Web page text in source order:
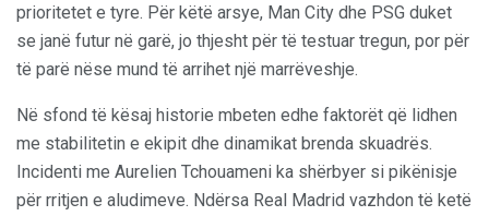
prioritetet e tyre. Për këtë arsye, Man City dhe PSG duket
se janë futur në garë, jo thjesht për të testuar tregun, por për
të parë nëse mund të arrihet një marrëveshje.
Në sfond të kësaj historie mbeten edhe faktorët që lidhen
me stabilitetin e ekipit dhe dinamikat brenda skuadrës.
Incidenti me Aurelien Tchouameni ka shërbyer si pikënisje
për rritjen e aludimeve. Ndërsa Real Madrid vazhdon të ketë